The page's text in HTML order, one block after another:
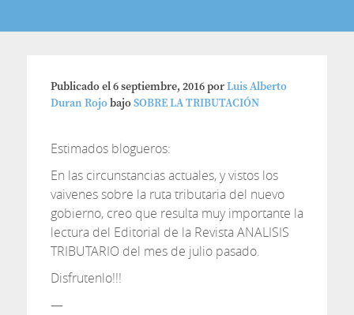
Publicado el6 septiembre, 2016porLuis Alberto
Duran RojobajoSOBRE LA TRIBUTACIÓN
Estimados blogueros:
En las circunstancias actuales, y vistos los
vaivenes sobre la ruta tributaria del nuevo
gobierno, creo que resulta muy importante la
lectura del Editorial de la Revista ANALISIS
TRIBUTARIO del mes de julio pasado.
Disfrutenlo!!!
—